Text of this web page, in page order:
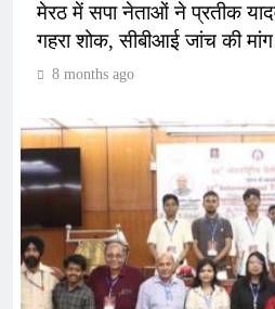
मेरठ में सपा नेताओं ने प्रतीक
गहरा शोक, सीबीआई जांच की मांग
8 months ago